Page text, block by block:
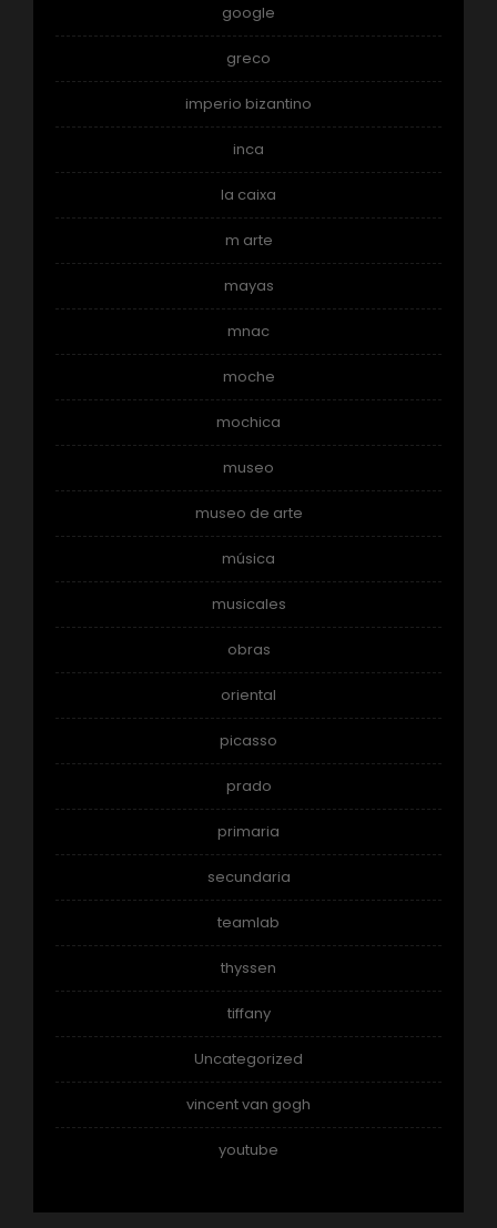
google
greco
imperio bizantino
inca
la caixa
m arte
mayas
mnac
moche
mochica
museo
museo de arte
música
musicales
obras
oriental
picasso
prado
primaria
secundaria
teamlab
thyssen
tiffany
Uncategorized
vincent van gogh
youtube